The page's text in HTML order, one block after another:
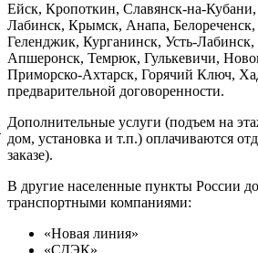
Ейск, Кропоткин, Славянск-на-Кубани,
Лабинск, Крымск, Анапа,
Геленджик, Курганинск, Усть-Лабинск,
Апшеронск, Темрюк, Гулькевичи,
Приморско-Ахтарск, Горячий Ключ,
предварительной договоренности.
Дополнительные услуги (подъем на
дом, установка и т.п.) оплачиваются
заказе).
В другие населенные пункты России
транспортными компаниями:
«Новая линия»
«СДЭК»